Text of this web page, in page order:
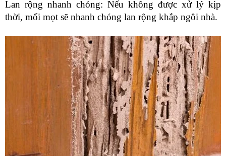
Lan rộng nhanh chóng: Nếu không được xử lý kịp
thời, mối mọt sẽ nhanh chóng lan rộng khắp ngôi nhà.